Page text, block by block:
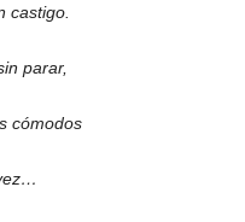
castigo.
parar,
cómodos